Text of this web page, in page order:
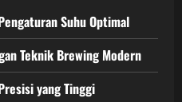
Suhu Optimal
Teknik Brewing Modern
yang Tinggi